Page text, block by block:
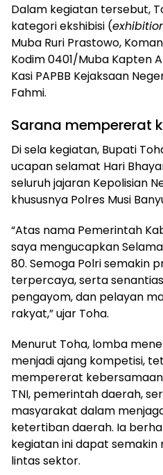
Dalam kegiatan tersebut,
kategori ekshibisi (
Muba Ruri Prastowo,
Kodim 0401/Muba Kapten
Kasi PAPBB Kejaksaan
Fahmi.
Sarana mempererat
Di sela kegiatan, Bupati
ucapan selamat Hari
seluruh jajaran Kepolisian
khususnya Polres Musi
“Atas nama Pemerintah
saya mengucapkan
80. Semoga Polri semakin
terpercaya, serta
pengayom, dan pelayan
rakyat,” ujar Toha.
Menurut Toha, lomba
menjadi ajang kompetisi,
mempererat
TNI, pemerintah daerah,
masyarakat dalam
ketertiban daerah. Ia
kegiatan ini dapat
lintas sektor.